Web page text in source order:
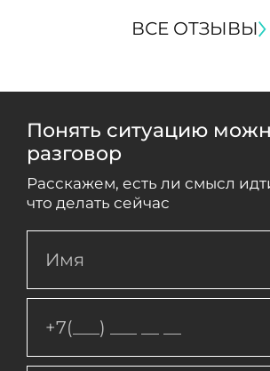
ВСЕ ОТЗЫВЫ
Понять ситуацию
разговор
Расскажем, есть ли смысл
что делать сейчас